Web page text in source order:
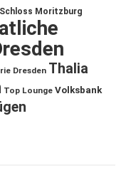
Schloss Moritzburg
Dresden Thalia
Top Lounge Volksbank